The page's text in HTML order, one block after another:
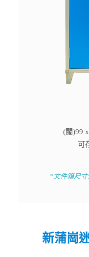
(闊)99
可
*文件箱尺寸
新蒲崗